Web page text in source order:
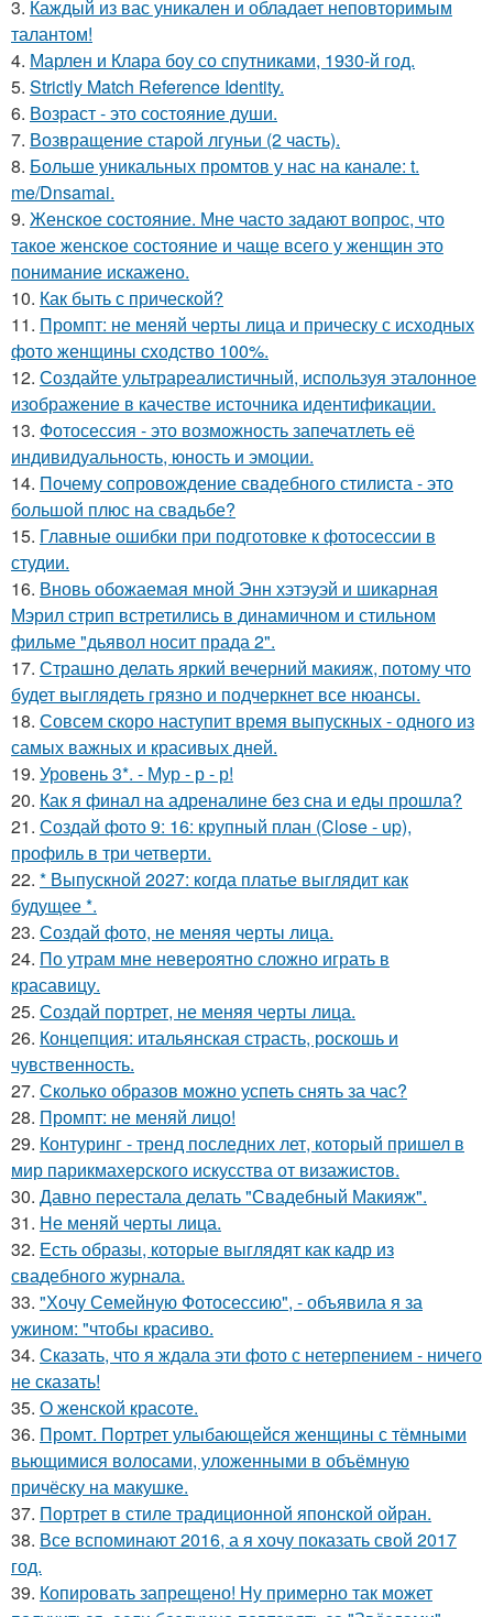
3. Каждый из вас уникален и обладает неповторимым
талантом!
4. Марлен и Клара боу со спутниками, 1930-й год.
5. Strictly Match Reference Identity.
6. Возраст - это состояние души.
7. Возвращение старой лгуньи (2 часть).
8. Больше уникальных промтов у нас на канале: t.
me/Dnsamai.
9. Женское состояние. Мне часто задают вопрос, что
такое женское состояние и чаще всего у женщин это
понимание искажено.
10. Как быть с прической?
11. Промпт: не меняй черты лица и прическу с исходных
фото женщины сходство 100%.
12. Создайте ультрареалистичный, используя эталонное
изображение в качестве источника идентификации.
13. Фотосессия - это возможность запечатлеть её
индивидуальность, юность и эмоции.
14. Почему сопровождение свадебного стилиста - это
большой плюс на свадьбе?
15. Главные ошибки при подготовке к фотосессии в
студии.
16. Вновь обожаемая мной Энн хэтэуэй и шикарная
Мэрил стрип встретились в динамичном и стильном
фильме "дьявол носит прада 2".
17. Страшно делать яркий вечерний макияж, потому что
будет выглядеть грязно и подчеркнет все нюансы.
18. Совсем скоро наступит время выпускных - одного из
самых важных и красивых дней.
19. Уровень 3*. - Мур - р - р!
20. Как я финал на адреналине без сна и еды прошла?
21. Создай фото 9: 16: крупный план (Close - up),
профиль в три четверти.
22. * Выпускной 2027: когда платье выглядит как
будущее *.
23. Создай фото, не меняя черты лица.
24. По утрам мне невероятно сложно играть в
красавицу.
25. Создай портрет, не меняя черты лица.
26. Концепция: итальянская страсть, роскошь и
чувственность.
27. Сколько образов можно успеть снять за час?
28. Промпт: не меняй лицо!
29. Контуринг - тренд последних лет, который пришел в
мир парикмахерского искусства от визажистов.
30. Давно перестала делать "Свадебный Макияж".
31. Не меняй черты лица.
32. Есть образы, которые выглядят как кадр из
свадебного журнала.
33. "Хочу Семейную Фотосессию", - объявила я за
ужином: "чтобы красиво.
34. Сказать, что я ждала эти фото с нетерпением - ничего
не сказать!
35. О женской красоте.
36. Промт. Портрет улыбающейся женщины с тёмными
вьющимися волосами, уложенными в объёмную
причёску на макушке.
37. Портрет в стиле традиционной японской ойран.
38. Все вспоминают 2016, а я хочу показать свой 2017
год.
39. Копировать запрещено! Ну примерно так может